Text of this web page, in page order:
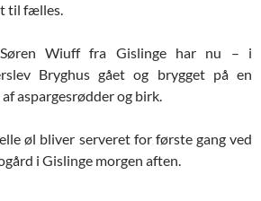
til fælles.
Søren Wiuff fra Gislinge har nu – i
Bryghus gået og brygget på en
aspargesrødder og birk.
øl bliver serveret for første gang ved
i Gislinge morgen aften.